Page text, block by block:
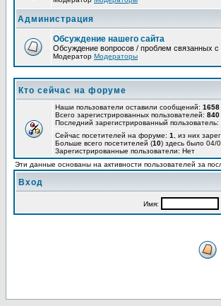
Администрация
Обсуждение нашего сайта
Обсуждение вопросов / проблем связанных
Модератор Модераторы
Кто сейчас на форуме
Наши пользователи оставили сообщений: 1658
Всего зарегистрированных пользователей: 840
Последний зарегистрированный пользователь:
Сейчас посетителей на форуме: 1
, из них
Больше всего посетителей (10) здесь было 04/
Зарегистрированные пользователи: Нет
Эти данные основаны на активности пользователей за
Вход
Имя: